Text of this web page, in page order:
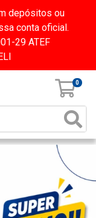
depósitos ou
conta oficial.
29 ATEF
0